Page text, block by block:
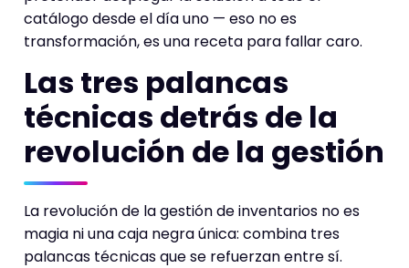
catálogo desde el día uno — eso no es
transformación, es una receta para fallar caro.
Las tres palancas
técnicas detrás de la
revolución de la gestión
La revolución de la gestión de inventarios no es
magia ni una caja negra única: combina tres
palancas técnicas que se refuerzan entre sí.